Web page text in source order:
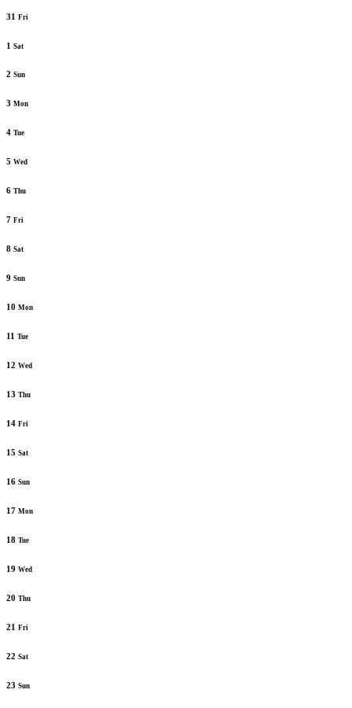
31 Fri
1 Sat
2 Sun
3 Mon
4 Tue
5 Wed
6 Thu
7 Fri
8 Sat
9 Sun
10 Mon
11 Tue
12 Wed
13 Thu
14 Fri
15 Sat
16 Sun
17 Mon
18 Tue
19 Wed
20 Thu
21 Fri
22 Sat
23 Sun